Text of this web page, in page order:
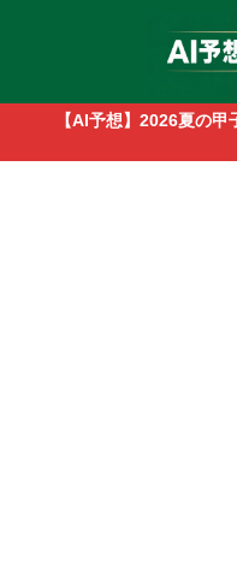
【AI予想】2026夏の